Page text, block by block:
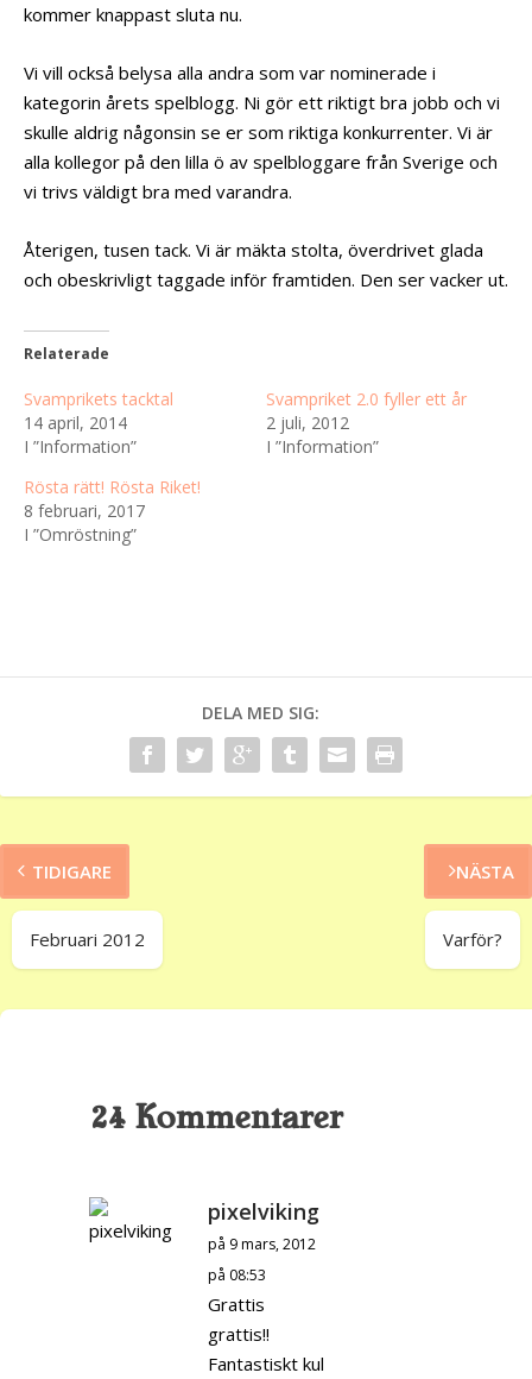
kommer knappast sluta nu.
Vi vill också belysa alla andra som var nominerade i
kategorin årets spelblogg. Ni gör ett riktigt bra jobb och vi
skulle aldrig någonsin se er som riktiga konkurrenter. Vi är
alla kollegor på den lilla ö av spelbloggare från Sverige och
vi trivs väldigt bra med varandra.
Återigen, tusen tack. Vi är mäkta stolta, överdrivet glada
och obeskrivligt taggade inför framtiden. Den ser vacker ut.
Relaterade
Svamprikets tacktal
14 april, 2014
I ”Information”
Svampriket 2.0 fyller ett år
2 juli, 2012
I ”Information”
Rösta rätt! Rösta Riket!
8 februari, 2017
I ”Omröstning”
DELA MED SIG:
TIDIGARE
Februari 2012
NÄSTA
Varför?
24 Kommentarer
pixelviking
på 9 mars, 2012
på 08:53
Grattis
grattis!!
Fantastiskt kul